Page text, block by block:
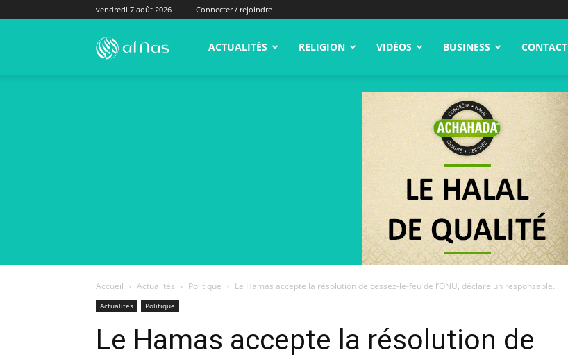
vendredi 7 août 2026 Connecter / rejoindre
alNas.fr ACTUALITÉS RELIGION VIDÉOS BUSINESS CONTACT
Accueil Actualités Politique Le Hamas accepte la résolution de cessez-le-feu de l’ONU, déclare un responsable.
Actualités Politique
Le Hamas accepte la résolution de